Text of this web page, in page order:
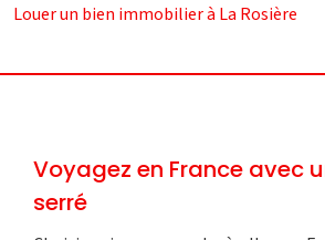
Louer un bien immobilier à La Rosière
Voyagez en France avec
serré